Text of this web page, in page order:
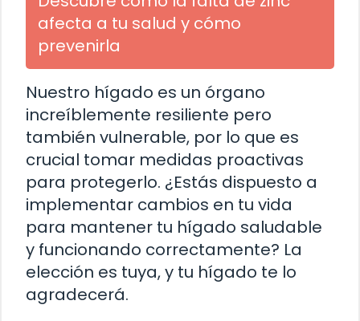
afecta a tu salud y cómo
prevenirla
Nuestro hígado es un órgano
increíblemente resiliente pero
también vulnerable, por lo que es
crucial tomar medidas proactivas
para protegerlo. ¿Estás dispuesto a
implementar cambios en tu vida
para mantener tu hígado saludable
y funcionando correctamente? La
elección es tuya, y tu hígado te lo
agradecerá.